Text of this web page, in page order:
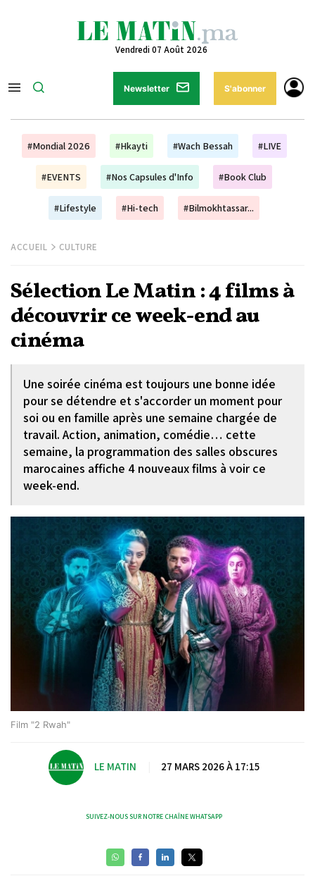
Vendredi 07 Août 2026
Newsletter S'abonner
#Mondial 2026 #Hkayti #Wach Bessah #LIVE
#EVENTS #Nos Capsules d'Info #Book Club
#Lifestyle #Hi-tech #Bilmokhtassar...
ACCUEIL CULTURE
Sélection Le Matin : 4 films à
découvrir ce week-end au
cinéma
Une soirée cinéma est toujours une bonne idée
pour se détendre et s'accorder un moment pour
soi ou en famille après une semaine chargée de
travail. Action, animation, comédie… cette
semaine, la programmation des salles obscures
marocaines affiche 4 nouveaux films à voir ce
week-end.
Film "2 Rwah"
LE MATIN 27 MARS 2026 À 17:15
SUIVEZ-NOUS SUR NOTRE CHAÎNE WHATSAPP